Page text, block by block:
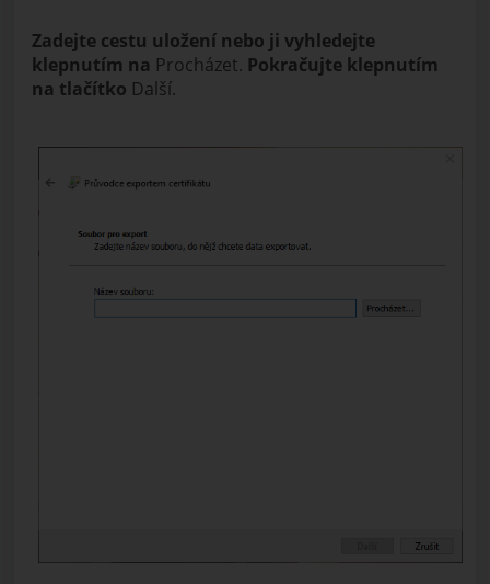
Zadejte cestu uložení nebo ji vyhledejte
klepnutím na Procházet. Pokračujte klepnutím
na tlačítko Další.